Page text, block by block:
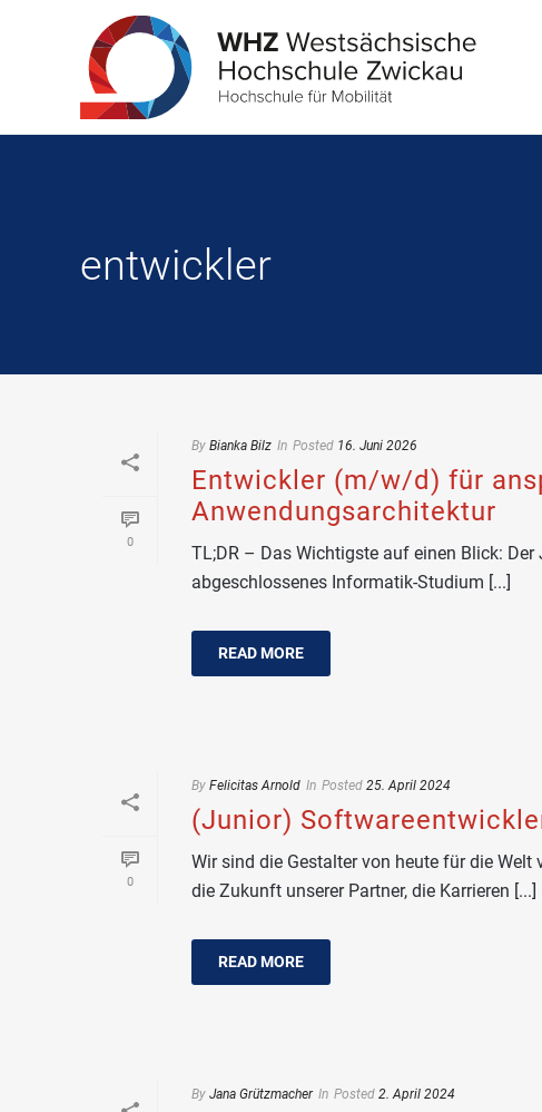
entwickler
0
By Bianka Bilz In Posted 16. Juni 2026
Entwickler (m/w/d) für
Anwendungsarchitektur
TL;DR – Das Wichtigste auf einen Blick:
abgeschlossenes Informatik-Studium [...]
READ MORE
0
By Felicitas Arnold In Posted 25. April 2024
(Junior)
Wir sind die Gestalter von heute für die
die Zukunft unserer Partner, die Karrieren [...]
READ MORE
By Jana Grützmacher In Posted 2. April 2024